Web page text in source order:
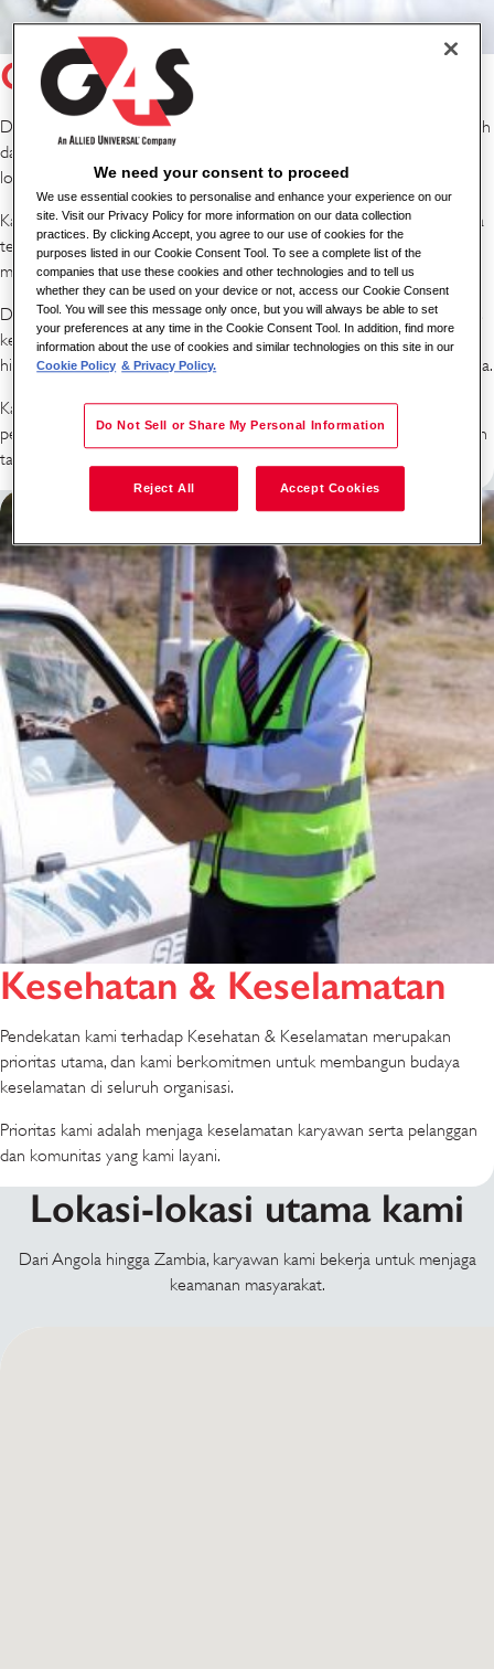
Gambaran umum
Di Afrika, kami memiliki jaringan kantor yang luas di 22 negara dan lebih
dari 115.000 karyawan untuk mendukung komunitas dan pelanggan
lokal kami.
Kami adalah perusahaan keamanan terbesar dan pemberi kerja swasta
terbesar di Afrika yang berarti kami dapat menawarkan berbagai
macam peluang karier kepada karyawan kami.
Dengan peluang kerja di berbagai sektor keamanan, termasuk petugas
keamanan, pengemudi, pemroses uang tunai, profesional penjualan,
hingga posisi manajemen, kami yakin ada posisi yang sesuai untuk Anda.
Kami menyambut kandidat dari berbagai latar belakang dan
pengalaman, dan secara aktif berupaya merekrut dan mengembangkan
talenta lokal kami.
Kesehatan & Keselamatan
Pendekatan kami terhadap Kesehatan & Keselamatan merupakan
prioritas utama, dan kami berkomitmen untuk membangun budaya
keselamatan di seluruh organisasi.
Prioritas kami adalah menjaga keselamatan karyawan serta pelanggan
dan komunitas yang kami layani.
Lokasi-lokasi utama kami
Dari Angola hingga Zambia, karyawan kami bekerja untuk menjaga
keamanan masyarakat.
We need your consent to proceed
We use essential cookies to personalise and enhance your experience on our
site. Visit our Privacy Policy for more information on our data collection
practices. By clicking Accept, you agree to our use of cookies for the
purposes listed in our Cookie Consent Tool. To see a complete list of the
companies that use these cookies and other technologies and to tell us
whether they can be used on your device or not, access our Cookie Consent
Tool. You will see this message only once, but you will always be able to set
your preferences at any time in the Cookie Consent Tool. In addition, find more
information about the use of cookies and similar technologies on this site in our
Cookie Policy & Privacy Policy.
Do Not Sell or Share My Personal Information
Reject All Accept Cookies